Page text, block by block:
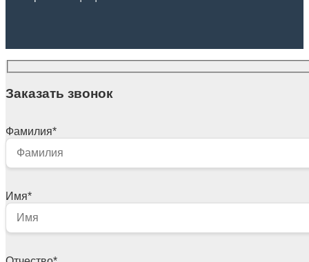
Заказать звонок
Фамилия*
Имя*